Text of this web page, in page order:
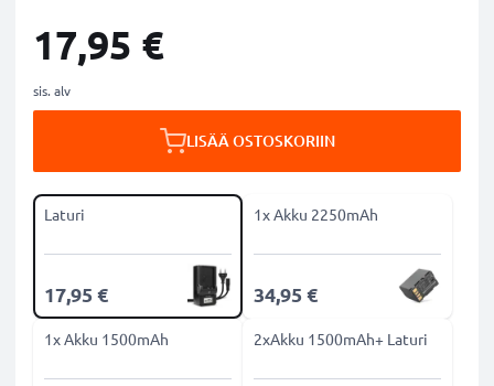
17,95 €
sis. alv
LISÄÄ OSTOSKORIIN
Laturi
17,95 €
1x Akku 2250mAh
34,95 €
1x Akku 1500mAh 2xAkku 1500mAh+ Laturi